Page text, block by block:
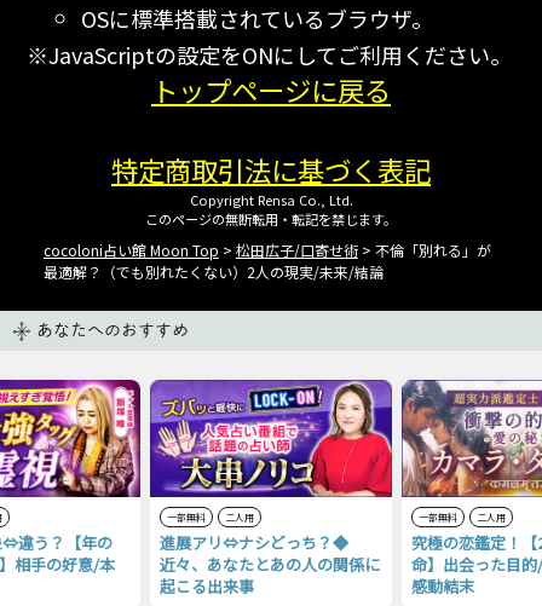
OSに標準搭載されているブラウザ。
※JavaScriptの設定をONにしてご利用ください。
トップページに戻る
特定商取引法に基づく表記
Copyright Rensa Co., Ltd.
このページの無断転用・転記を禁じます。
cocoloni占い館 Moon Top > 松田広子/口寄せ術> 不倫「別れる」が
最適解？（でも別れたくない）2人の現実/未来/結論
あなたへのおすすめ
違う？【年の
相手の好意/本
一部無料 二人用
進展アリ⇔ナシどっち？◆
近々、あなたとあの人の関係に
起こる出来事
一部無料 二人用
究極の恋鑑定！
命】出会った目
感動結末